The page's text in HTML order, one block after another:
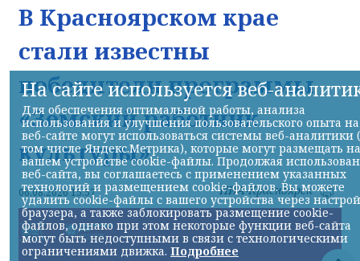
В Красноярском крае
стали известны
победители программы
«Земский работник
культуры»
06.08.2026 15:57 НИА-Красноярск
На сайте используется веб-
Для обеспечения оптимальной работы, анализа
использования и улучшения пользовательского опыта на
веб-сайте могут использоваться системы веб-аналитики
том числе Яндекс.Метрика), которые могут размещать на
вашем устройстве cookie-файлы. Продолжая
веб-сайта, вы соглашаетесь с применением указанных
технологий и размещением cookie-файлов. Вы можете
удалить cookie-файлы с вашего устройства через
браузера, а также заблокировать размещение cookie-
файлов, однако при этом некоторые функции веб-сайта
могут быть недоступными в связи с технологическими
ограничениями движка. Подробнее